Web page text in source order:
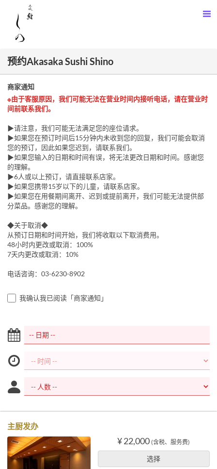
预约Akasaka Sushi Shino
商家通知
※由于客服原因，我们可能无法在营业时间内接听电话，请在营业时
间前联系我们。
▶请注意，我们可能无法满足您的座位请求。
▶如果您在预订时间后15分钟内未收到您的回复，我们可能会取消
您的预订，因此如果您迟到，请联系我们。
▶如果您输入的日期和时间有误，将无法更改日期和时间。感谢您
的理解。
▶6人或以上预订，请直接联系店家。
▶如果您携带15岁以下的儿童，请联系店家。
▶如果您在用餐期间离开、迟到或提前离开，我们可能无法提供部
分菜品。感谢您的理解。
◆关于取消◆
从预订日期和时间开始，我们将收取以下取消费用。
48小时内更改或取消：100%
7天内更改或取消：10%
电话咨询：03-6230-8902
我确认我已阅读「商家通知」
主厨发办
¥ 22,000 (含税、服务费)
选择